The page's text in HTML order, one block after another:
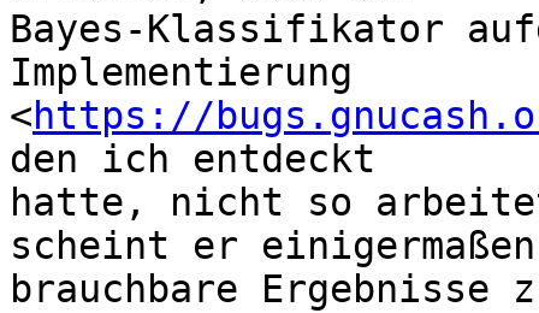
Bayes-Klassifikator
Implementierung
<https://
den ich entdeckt
hatte, nicht so
scheint er einigermaßen
brauchbare